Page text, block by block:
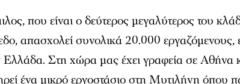
που είναι ο δεύτερος μεγαλύτερος του
απασχολεί συνολικά 20.000
Ελλάδα. Στη χώρα μας έχει γραφεία σε Αθήνα
ένα μικρό εργοστάσιο στη Μυτιλήνη όπου